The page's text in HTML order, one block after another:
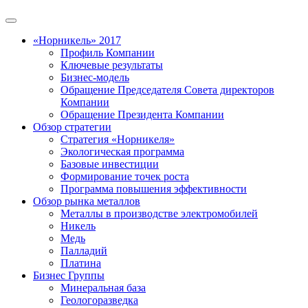
«Норникель» 2017
Профиль Компании
Ключевые результаты
Бизнес-модель
Обращение Председателя Совета директоров
Компании
Обращение Президента Компании
Обзор стратегии
Стратегия «Норникеля»
Экологическая программа
Базовые инвестиции
Формирование точек роста
Программа повышения эффективности
Обзор рынка металлов
Металлы в производстве электромобилей
Никель
Медь
Палладий
Платина
Бизнес Группы
Минеральная база
Геологоразведка